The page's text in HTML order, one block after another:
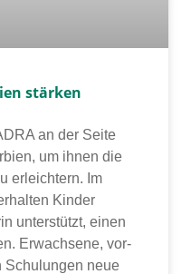
stärken
an der Seite
um ihnen die
erleich­tern. Im
Kinder
unter­stützt, einen
Erwachsene, vor­
Schulungen neue